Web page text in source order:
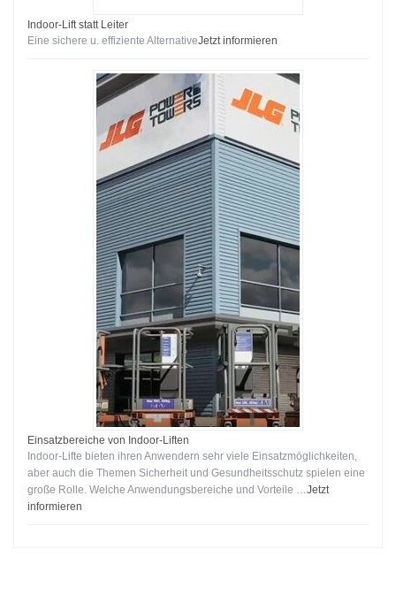
Indoor-Lift statt Leiter
Eine sichere u. effiziente AlternativeJetzt informieren
Einsatzbereiche von Indoor-Liften
Indoor-Lifte bieten ihren Anwendern sehr viele Einsatzmöglichkeiten,
aber auch die Themen Sicherheit und Gesundheitsschutz spielen eine
große Rolle. Welche Anwendungsbereiche und Vorteile …Jetzt
informieren